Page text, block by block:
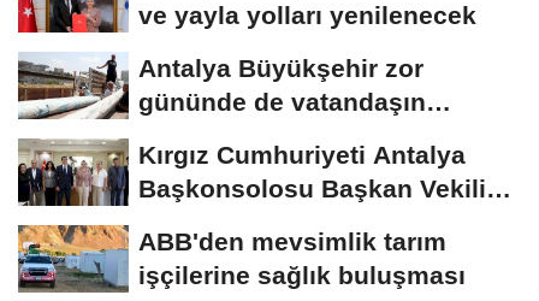
ve yayla yolları yenilenecek
Antalya Büyükşehir zor
gününde de vatandaşın
Kırgız Cumhuriyeti Antalya
Başkonsolosu Başkan Vekili
ABB'den mevsimlik tarım
işçilerine sağlık buluşması